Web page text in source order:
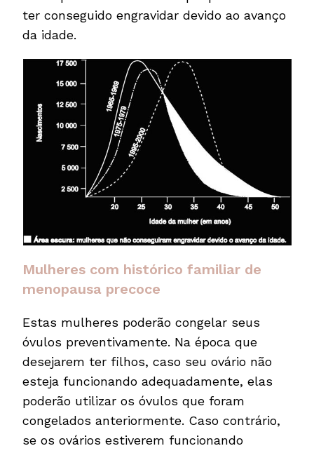
ter conseguido engravidar devido ao avanço
da idade.
Mulheres com histórico familiar de
menopausa precoce
Estas mulheres poderão congelar seus
óvulos preventivamente. Na época que
desejarem ter filhos, caso seu ovário não
esteja funcionando adequadamente, elas
poderão utilizar os óvulos que foram
congelados anteriormente. Caso contrário,
se os ovários estiverem funcionando